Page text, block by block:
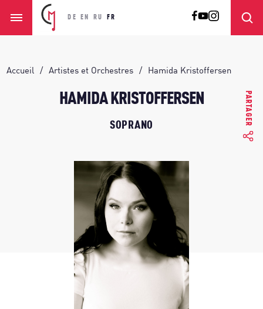
DE EN RU FR
Accueil Artistes et Orchestres Hamida Kristoffersen
HAMIDA KRISTOFFERSEN
SOPRANO PARTAGER